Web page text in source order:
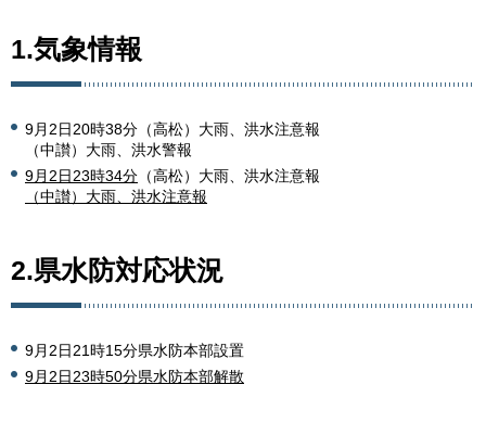
1.気象情報
9月2日20時38分（高松）大雨、洪水注意報
（中讃）大雨、洪水警報
9月2日23時34分 （高松）大雨、洪水注意報
（中讃）大雨、洪水注意報
2.県水防対応状況
9月2日21時15分県水防本部設置
9月2日23時50分県水防本部解散